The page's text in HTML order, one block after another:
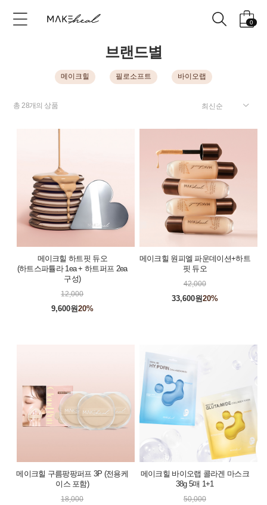
0
브랜드별
메이크힐 필로소프트 바이오랩
총28개의 상품
메이크힐 하트핏 듀오
(하트스파튤라 1ea + 하트퍼프 2ea
구성)
12,000
9,600원20%
메이크힐 원피엘 파운데이션+하트
핏 듀오
42,000
33,600원20%
메이크힐 구름팡팡퍼프 3P (전용케
이스 포함)
18,000
메이크힐 바이오랩 콜라겐 마스크
38g 5매 1+1
50,000